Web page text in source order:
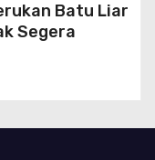
Batu Liar
Segera